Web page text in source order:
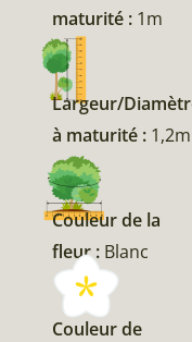
maturité : 1m
Largeur/
à maturité : 1,2m
Couleur de la
fleur : Blanc
Couleur de